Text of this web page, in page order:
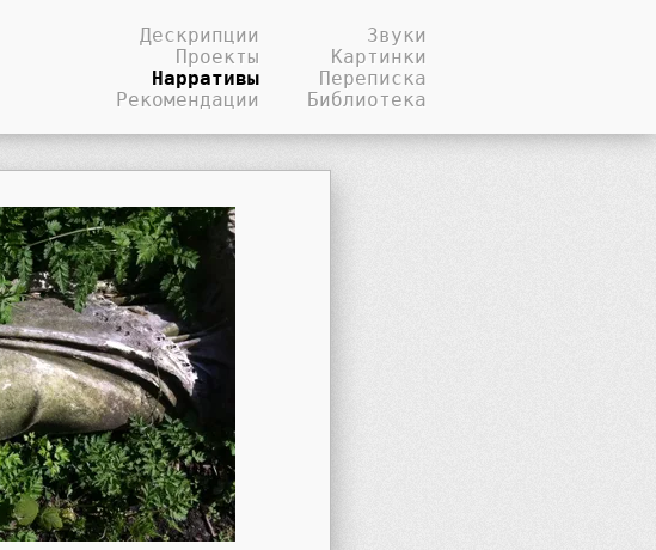
Дескрипции
Проекты
Нарративы
Рекомендации
Звуки
Картинки
Переписка
Библиотека